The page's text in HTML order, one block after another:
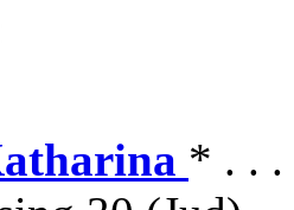
* . . .